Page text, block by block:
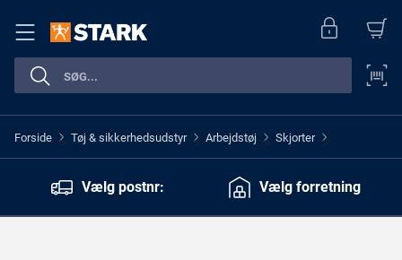
Forside > Tøj & sikkerhedsudstyr > Arbejdstøj > Skjorter >
Vælg postnr: Vælg forretning